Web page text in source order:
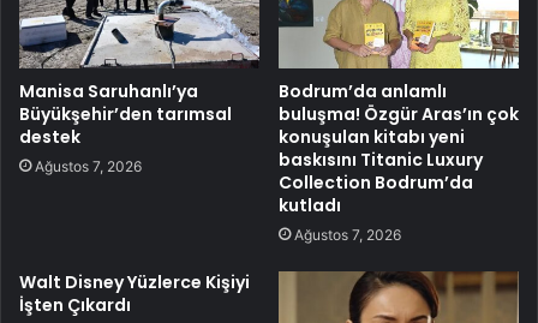
Manisa Saruhanlı’ya
Büyükşehir’den tarımsal
destek
Ağustos 7, 2026
Bodrum’da anlamlı
buluşma! Özgür Aras’ın çok
konuşulan kitabı yeni
baskısını Titanic Luxury
Collection Bodrum’da
kutladı
Ağustos 7, 2026
Walt Disney Yüzlerce Kişiyi
İşten Çıkardı